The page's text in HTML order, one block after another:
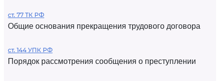
ст. 77 ТК РФ
Общие основания прекращения трудового договора
ст. 144 УПК РФ
Порядок рассмотрения сообщения о преступлении